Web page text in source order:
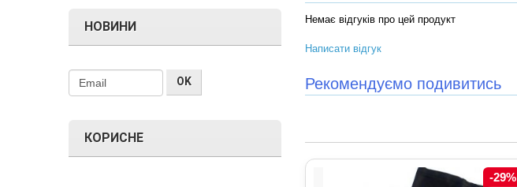
НОВИНИ
КОРИСНЕ
Немає відгуків про цей продукт
Написати відгук
Рекомендуємо подивитись
-29%